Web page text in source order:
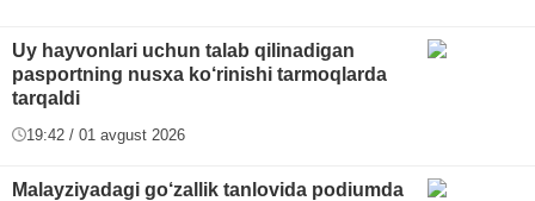
Uy hayvonlari uchun talab qilinadigan
pasportning nusxa ko‘rinishi tarmoqlarda
tarqaldi
19:42 / 01 avgust 2026
Malayziyadagi go‘zallik tanlovida podiumda